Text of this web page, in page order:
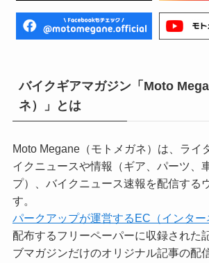
バイクギアマガジン「Moto
ネ）」とは
Moto Megane（モトメガネ）は、ライ
イクニュースや情報（ギア、パーツ、
プ）、バイクニュース速報を配信する
す。
パークアップが運営するEC（インター
配布するフリーペーパーに収録された
ブマガジンだけのオリジナル記事の配